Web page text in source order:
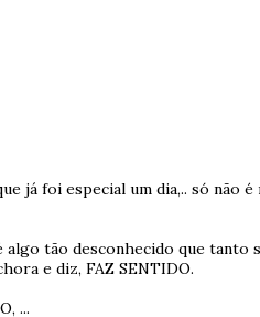
já foi especial um dia,.. só não é
tão desconhecido que tanto
e diz, FAZ SENTIDO.
...